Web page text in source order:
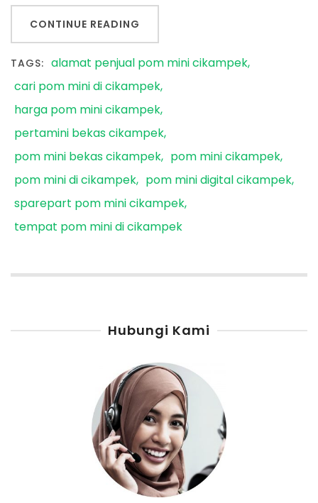
CONTINUE READING
TAGS: alamat penjual pom mini cikampek
cari pom mini di cikampek
harga pom mini cikampek
pertamini bekas cikampek
pom mini bekas cikampek
pom mini cikampek
pom mini di cikampek
pom mini digital cikampek
sparepart pom mini cikampek
tempat pom mini di cikampek
Hubungi Kami